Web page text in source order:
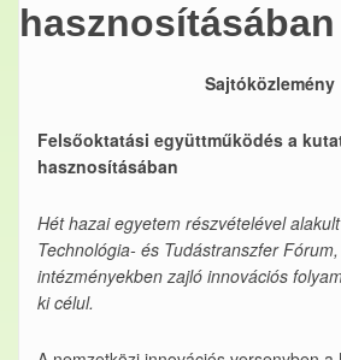
hasznosításában
Sajtóközlemény
Felsőoktatási együttműködés a
hasznosításában
Hét hazai egyetem részvételével
Technológia- és Tudástranszfer
intézményekben zajló innovációs
ki célul.